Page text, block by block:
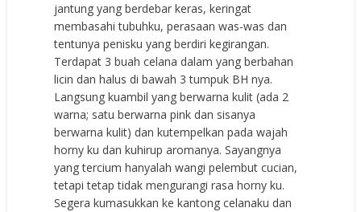
jantung yang berdebar keras, keringat
membasahi tubuhku, perasaan was-was dan
tentunya penisku yang berdiri kegirangan.
Terdapat 3 buah celana dalam yang berbahan
licin dan halus di bawah 3 tumpuk BH nya.
Langsung kuambil yang berwarna kulit (ada 2
warna; satu berwarna pink dan sisanya
berwarna kulit) dan kutempelkan pada wajah
horny ku dan kuhirup aromanya. Sayangnya
yang tercium hanyalah wangi pelembut cucian,
tetapi tetap tidak mengurangi rasa horny ku.
Segera kumasukkan ke kantong celanaku dan